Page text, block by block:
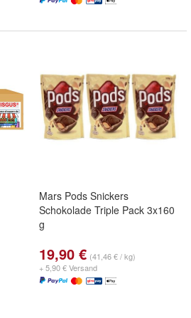
Mars Pods Snickers
Schokolade Triple Pack 3x160
g
19,90 € (41,46 € / kg)
+ 5,90 € Versand